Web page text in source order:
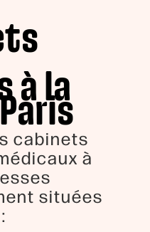
à la
cabinets
à
situées